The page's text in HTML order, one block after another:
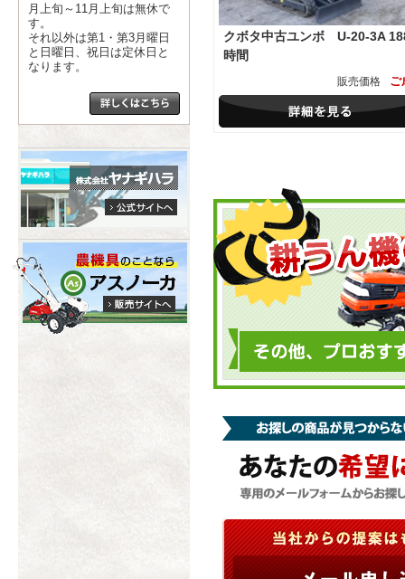
クボタ中古ユンボ U-20-3A
時間
販売価格 ご
月上旬～11月上旬は無休で
す。
それ以外は第1・第3月曜日
と日曜日、祝日は定休日と
なります。